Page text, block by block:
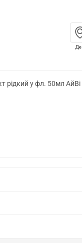
Де
рідкий у фл. 50мл АйВі